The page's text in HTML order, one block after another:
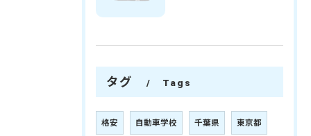
タグ Tags
格安 自動車学校 千葉県 東京都